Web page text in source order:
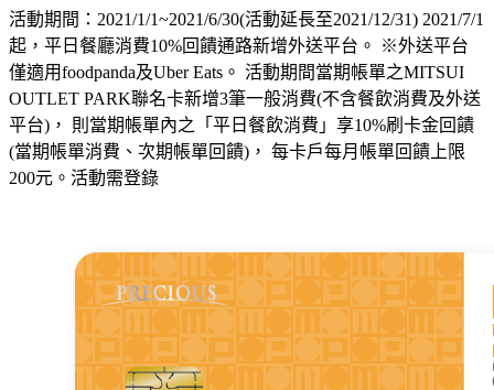
活動期間：2021/1/1~2021/6/30(活動延長至2021/12/31) 2021/7/1
起，平日餐廳消費10%回饋通路新增外送平台。 ※外送平台
僅適用foodpanda及Uber Eats。 活動期間當期帳單之MITSUI
OUTLET PARK聯名卡新增3筆一般消費(不含餐飲消費及外送
平台)， 則當期帳單內之「平日餐飲消費」享10%刷卡金回饋
(當期帳單消費、次期帳單回饋)， 每卡戶每月帳單回饋上限
200元。活動需登錄